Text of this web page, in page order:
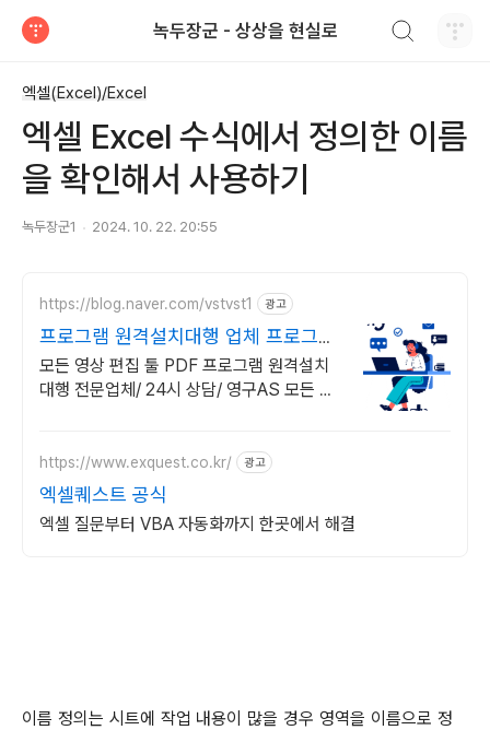
녹두장군 - 상상을 현실로
엑셀(Excel)/Excel
엑셀 Excel 수식에서 정의한 이름
을 확인해서 사용하기
녹두장군1 2024. 10. 22. 20:55
https://blog.naver.com/vstvst1 광고
프로그램 원격설치대행 업체 프로그램
원격설치대행 전문
모든 영상 편집 툴 PDF 프로그램 원격설치
대행 전문업체/ 24시 상담/ 영구AS 모든 영
https://www.exquest.co.kr/ 광고
엑셀퀘스트 공식
엑셀 질문부터 VBA 자동화까지 한곳에서 해결
이름 정의는 시트에 작업 내용이 많을 경우 영역을 이름으로 정